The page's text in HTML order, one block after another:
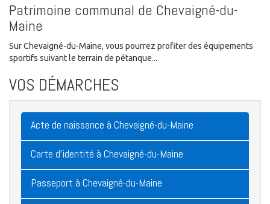
Patrimoine communal de Chevaigné-du-
Maine
Sur Chevaigné-du-Maine, vous pourrez profiter des équipements
sportifs suivant le terrain de pétanque...
VOS DÉMARCHES
Acte de naissance à Chevaigné-du-Maine
Carte d'identité à Chevaigné-du-Maine
Passeport à Chevaigné-du-Maine